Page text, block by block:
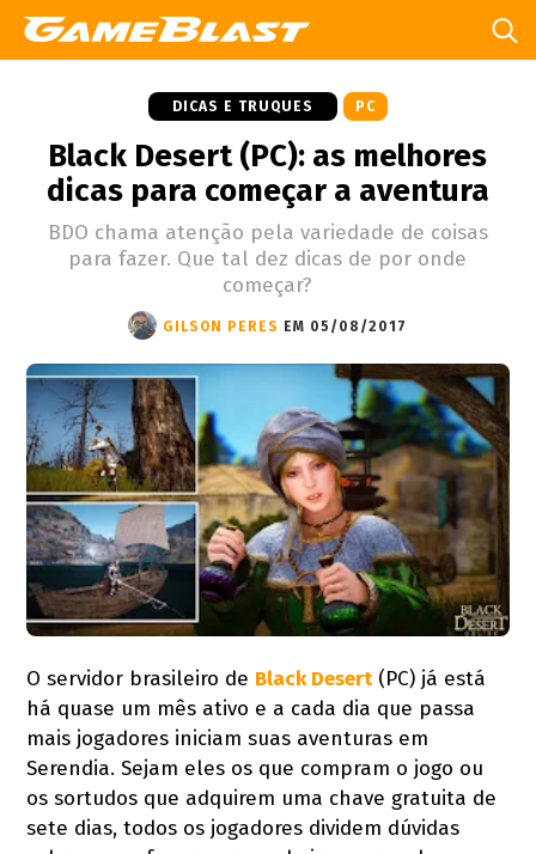
DICAS E TRUQUES PC
Black Desert (PC): as melhores
dicas para começar a aventura
BDO chama atenção pela variedade de coisas
para fazer. Que tal dez dicas de por onde
começar?
GILSON PERES EM 05/08/2017
O servidor brasileiro de Black Desert(PC) já está
há quase um mês ativo e a cada dia que passa
mais jogadores iniciam suas aventuras em
Serendia. Sejam eles os que compram o jogo ou
os sortudos que adquirem uma chave gratuita de
sete dias, todos os jogadores dividem dúvidas